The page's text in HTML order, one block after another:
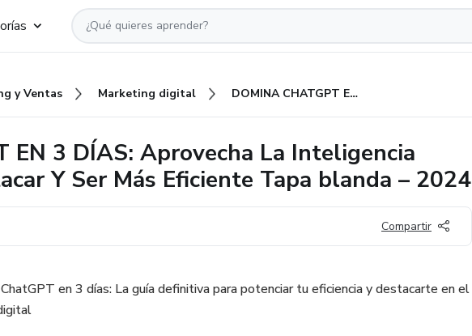
y Ventas Marketing digital DOMINA CHATGPT EN 3 DÍAS: Aprovecha La Inteligencia Artificial Para Destacar Y Ser Más Eficiente Tapa blanda – 2024
EN 3 DÍAS: Aprovecha La Inteligencia
Y Ser Más Eficiente Tapa blanda – 2024
Compartir
en 3 días: La guía definitiva para potenciar tu eficiencia y destacarte en el